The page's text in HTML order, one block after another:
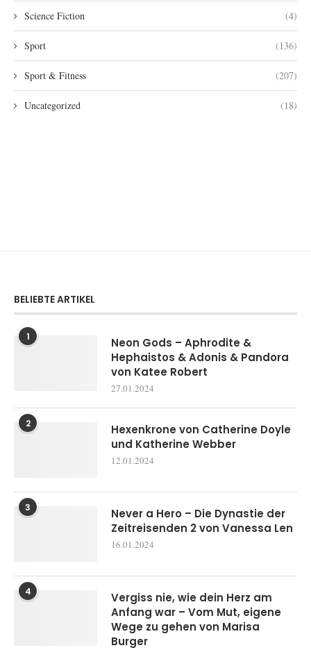
Science Fiction (4)
Sport (136)
Sport & Fitness (207)
Uncategorized (18)
BELIEBTE ARTIKEL
1
Neon Gods – Aphrodite &
Hephaistos & Adonis & Pandora
von Katee Robert
27.01.2024
2
Hexenkrone von Catherine Doyle
und Katherine Webber
12.01.2024
3
Never a Hero – Die Dynastie der
Zeitreisenden 2 von Vanessa Len
16.01.2024
4
Vergiss nie, wie dein Herz am
Anfang war – Vom Mut, eigene
Wege zu gehen von Marisa
Burger